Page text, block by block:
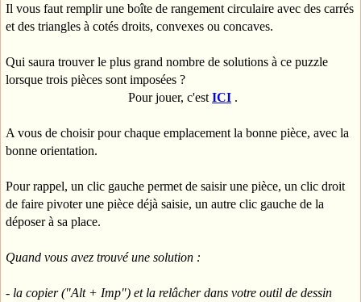
Il vous faut remplir une boîte de rangement circulaire avec des carrés
et des triangles à cotés droits, convexes ou concaves.
Qui saura trouver le plus grand nombre de solutions à ce puzzle
lorsque trois pièces sont imposées ?
Pour jouer, c'est ICI .
A vous de choisir pour chaque emplacement la bonne pièce, avec la
bonne orientation.
Pour rappel, un clic gauche permet de saisir une pièce, un clic droit
de faire pivoter une pièce déjà saisie, un autre clic gauche de la
déposer à sa place.
Quand vous avez trouvé une solution :
- la copier ("Alt + Imp") et la relâcher dans votre outil de dessin